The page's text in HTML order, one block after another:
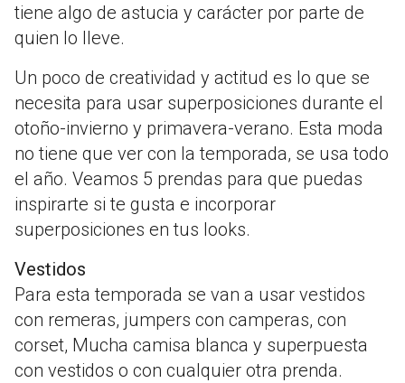
tiene algo de astucia y carácter por parte de
quien lo lleve.
Un poco de creatividad y actitud es lo que se
necesita para usar superposiciones durante el
otoño-invierno y primavera-verano. Esta moda
no tiene que ver con la temporada, se usa todo
el año. Veamos 5 prendas para que puedas
inspirarte si te gusta e incorporar
superposiciones en tus looks.
Vestidos
Para esta temporada se van a usar vestidos
con remeras, jumpers con camperas, con
corset, Mucha camisa blanca y superpuesta
con vestidos o con cualquier otra prenda.